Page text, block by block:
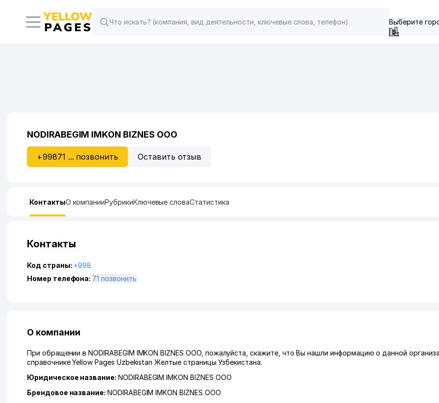
Выберите
NODIRABEGIM IMKON BIZNES ООО
+99871 ... позвонить Оставить отзыв
КонтактыО компанииРубрикиКлючевые словаСтатистика
Контакты
Код страны: +998
Номер телефона:
71 позвонить
О компании
При обращении в NODIRABEGIM IMKON BIZNES ООО, пожалуйста, скажите, что Вы нашли информацию о данной
справочнике Yellow Pages Uzbekistan Желтые страницы Узбекистана.
Юридическое название: NODIRABEGIM IMKON BIZNES ООО
Брендовое название: NODIRABEGIM IMKON BIZNES ООО